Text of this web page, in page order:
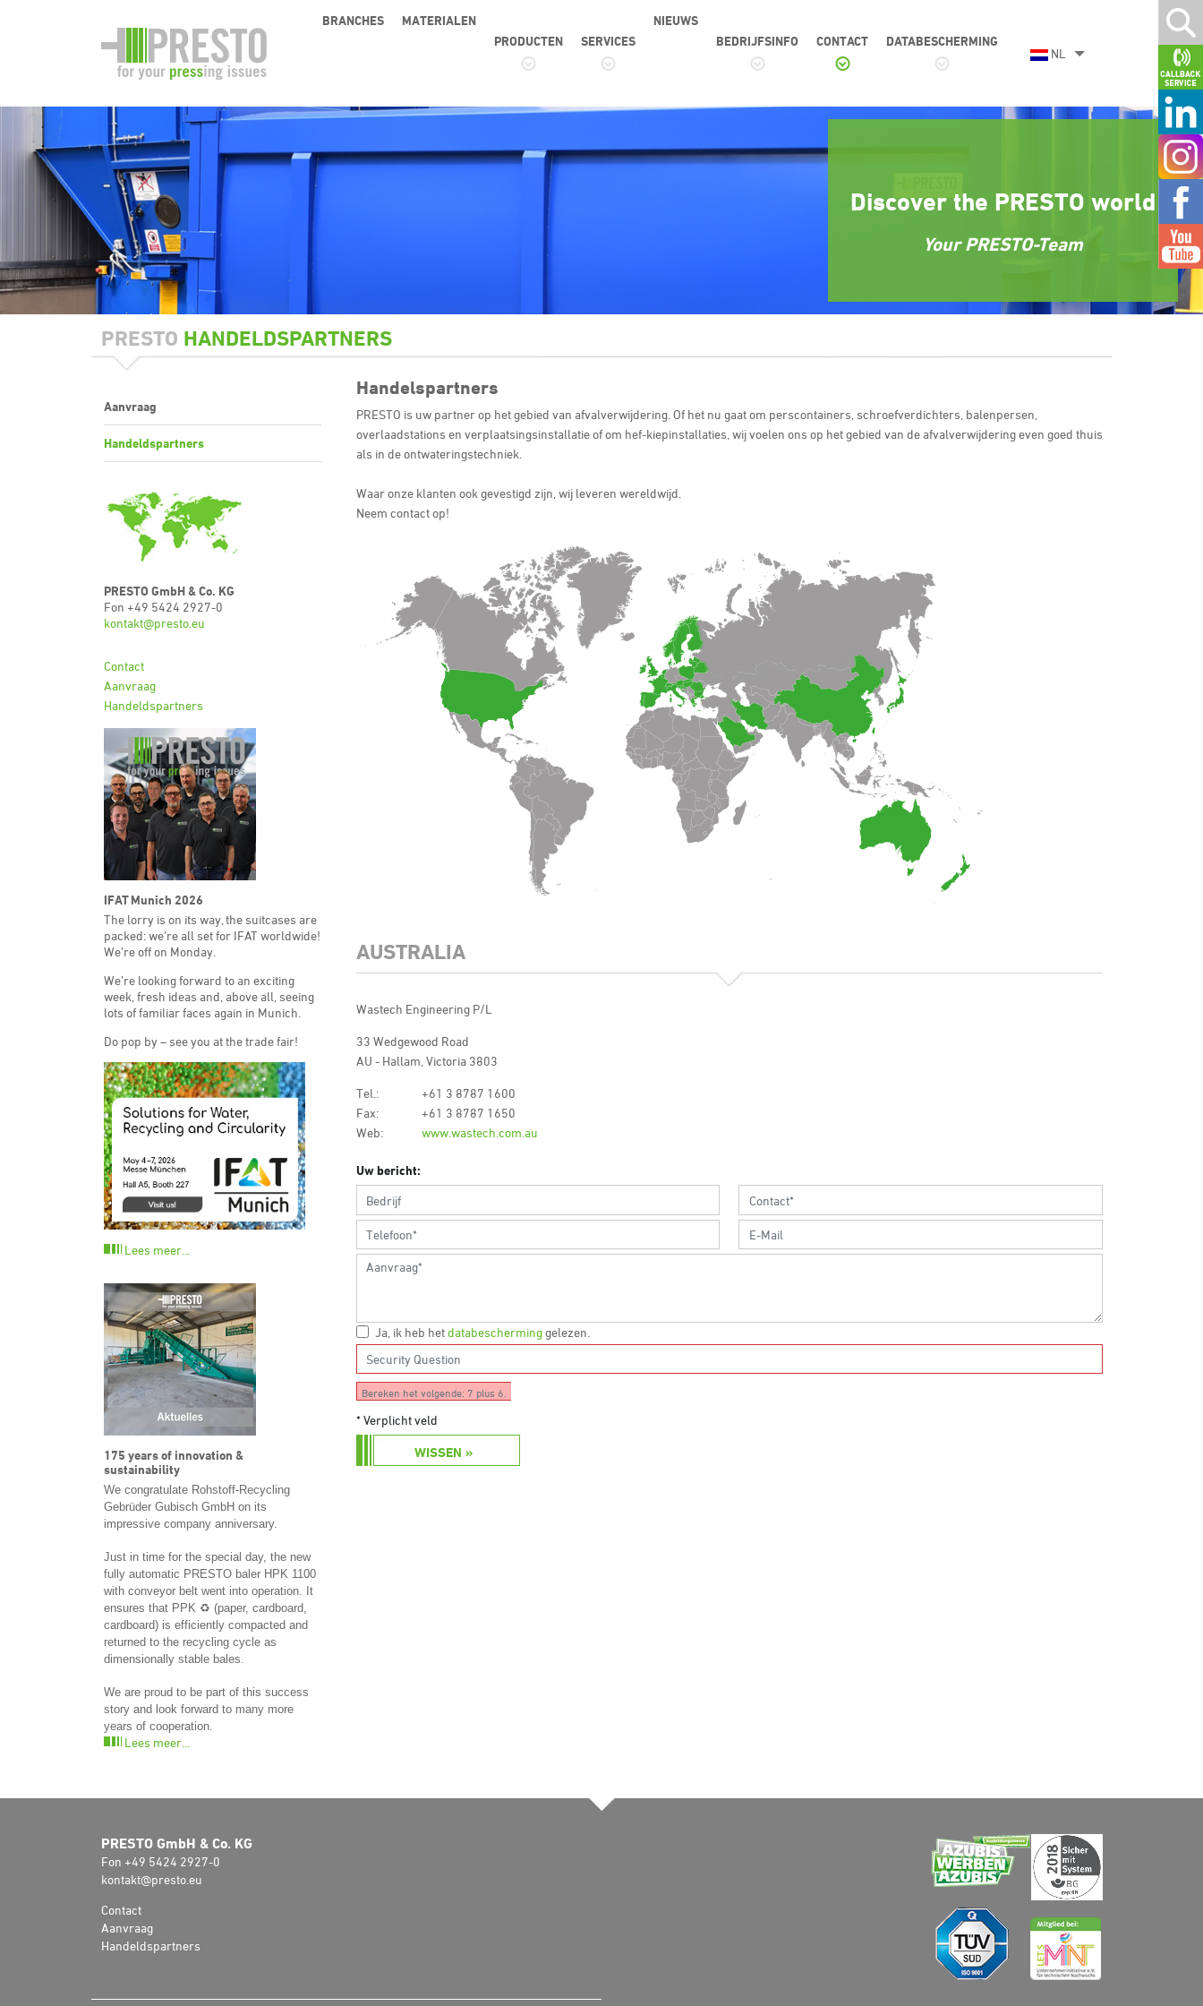
BRANCHES
MATERIALEN
PRODUCTEN
SERVICES
NIEUWS
BEDRIJFSINFO
CONTACT
DATABESCHERMING
NL
Discover the PRESTO world
Your PRESTO-Team
PRESTO HANDELDSPARTNERS
Handelspartners
PRESTO is uw partner op het gebied van afvalverwijdering. Of het nu gaat om perscontainers, schroefverdichters, balenpersen,
overlaadstations en verplaatsingsinstallatie of om hef-kiepinstallaties, wij voelen ons op het gebied van de afvalverwijdering even goed thuis
als in de ontwateringstechniek.
Waar onze klanten ook gevestigd zijn, wij leveren wereldwijd.
Neem contact op!
AUSTRALIA
Wastech Engineering P/L
33 Wedgewood Road
AU - Hallam, Victoria 3803
Tel.:
+61 3 8787 1600
Fax:
+61 3 8787 1650
Web:
www.wastech.com.au
Uw bericht:
Ja, ik heb hetdatabescherminggelezen.
Bereken het volgende: 7 plus 6.
* Verplicht veld
WISSEN »
Aanvraag
Handeldspartners
PRESTO GmbH & Co. KG
Fon +49 5424 2927-0
kontakt@presto.eu
Contact
Aanvraag
Handeldspartners
IFAT Munich 2026
The lorry is on its way, the suitcases are
packed: we’re all set for IFAT worldwide!
We’re off on Monday.
We’re looking forward to an exciting
week, fresh ideas and, above all, seeing
lots of familiar faces again in Munich.
Do pop by – see you at the trade fair!
Lees meer...
175 years of innovation &
sustainability
We congratulate Rohstoff-Recycling
Gebrüder Gubisch GmbH on its
impressive company anniversary.
Just in time for the special day, the new
fully automatic PRESTO baler HPK 1100
with conveyor belt went into operation. It
ensures that PPK ♻️ (paper, cardboard,
cardboard) is efficiently compacted and
returned to the recycling cycle as
dimensionally stable bales.
We are proud to be part of this success
story and look forward to many more
years of cooperation.
Lees meer...
PRESTO GmbH & Co. KG
Fon +49 5424 2927-0
kontakt@presto.eu
Contact
Aanvraag
Handeldspartners